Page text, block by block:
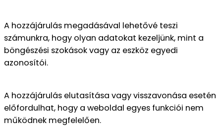
A hozzájárulás megadásával lehetővé teszi
számunkra, hogy olyan adatokat kezeljünk, mint a
böngészési szokások vagy az eszköz egyedi
azonosítói.
A hozzájárulás elutasítása vagy visszavonása esetén
előfordulhat, hogy a weboldal egyes funkciói nem
működnek megfelelően.